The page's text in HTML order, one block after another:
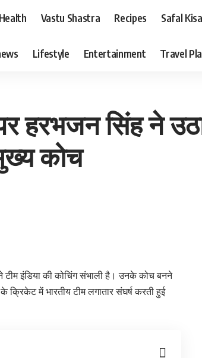
Health Vastu Shastra Recipes Safal
Lifestyle Entertainment Travel
हरभजन सिंह ने
कोच
इंडिया की कोचिंग संभाली है। उनके कोच बनने
क्रिकेट में भारतीय टीम लगातार संघर्ष करती हुई